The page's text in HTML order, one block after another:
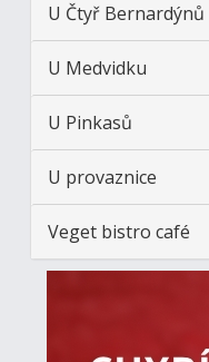
U Čtyř Bernardýnů
U Medvidku
U Pinkasů
U provaznice
Veget bistro café